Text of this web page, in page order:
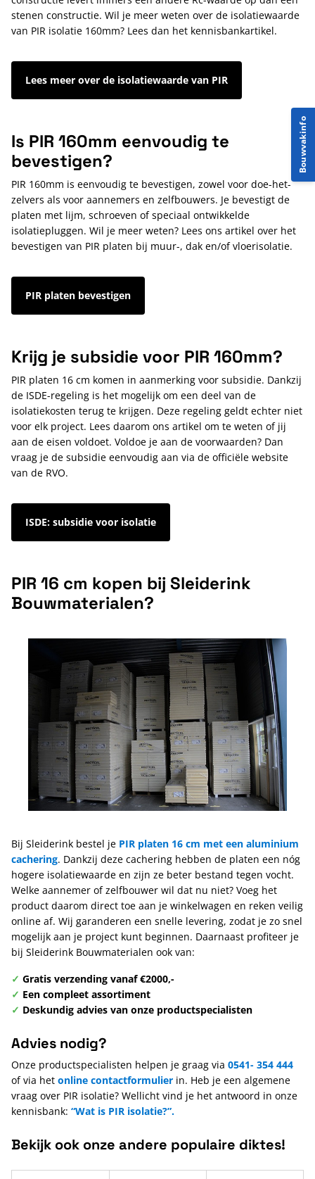
stenen constructie. Wil je meer weten over de isolatiewaarde
van PIR isolatie 160mm? Lees dan het kennisbankartikel.
Lees meer over de isolatiewaarde van PIR
Is PIR 160mm eenvoudig te
bevestigen?
PIR 160mm is eenvoudig te bevestigen, zowel voor doe-het-
zelvers als voor aannemers en zelfbouwers. Je bevestigt de
platen met lijm, schroeven of speciaal ontwikkelde
isolatiepluggen. Wil je meer weten? Lees ons artikel over het
bevestigen van PIR platen bij muur-, dak en/of vloerisolatie.
PIR platen bevestigen
Krijg je subsidie voor PIR 160mm?
PIR platen 16 cm komen in aanmerking voor subsidie. Dankzij
de ISDE-regeling is het mogelijk om een deel van de
isolatiekosten terug te krijgen. Deze regeling geldt echter niet
voor elk project. Lees daarom ons artikel om te weten of jij
aan de eisen voldoet. Voldoe je aan de voorwaarden? Dan
vraag je de subsidie eenvoudig aan via de officiële website
van de RVO.
ISDE: subsidie voor isolatie
PIR 16 cm kopen bij Sleiderink
Bouwmaterialen?
Bij Sleiderink bestel je PIR platen 16 cm met een aluminium
cachering. Dankzij deze cachering hebben de platen een nóg
hogere isolatiewaarde en zijn ze beter bestand tegen vocht.
Welke aannemer of zelfbouwer wil dat nu niet? Voeg het
product daarom direct toe aan je winkelwagen en reken veilig
online af. Wij garanderen een snelle levering, zodat je zo snel
mogelijk aan je project kunt beginnen. Daarnaast profiteer je
bij Sleiderink Bouwmaterialen ook van:
✓ Gratis verzending vanaf €2000,-
✓ Een compleet assortiment
✓ Deskundig advies van onze productspecialisten
Advies nodig?
Onze productspecialisten helpen je graag via 0541- 354 444
of via het online contactformulier in. Heb je een algemene
vraag over PIR isolatie? Wellicht vind je het antwoord in onze
kennisbank: “Wat is PIR isolatie?”.
Bekijk ook onze andere populaire diktes!
Bouwvakinfo